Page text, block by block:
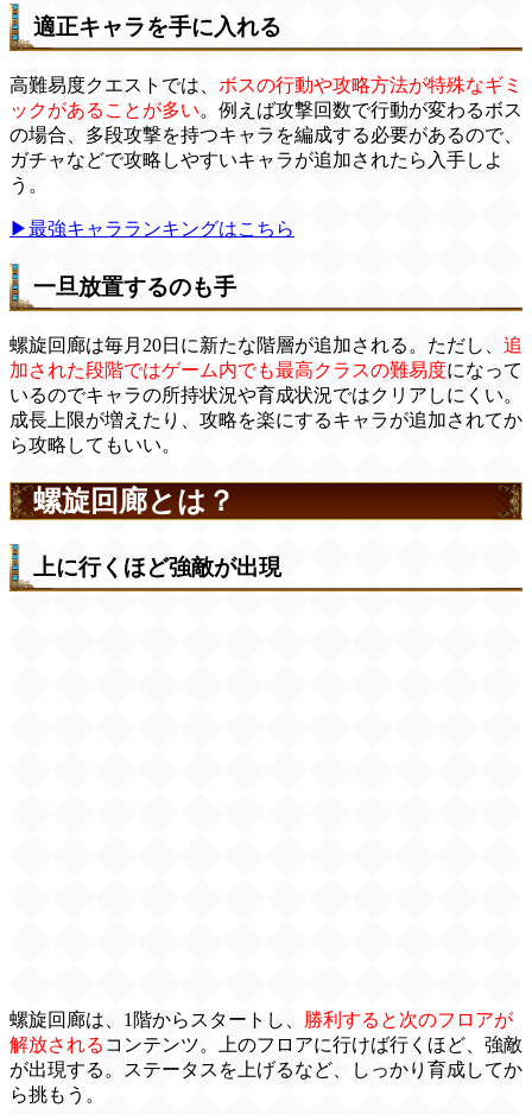
適正キャラを手に入れる
高難易度クエストでは、 ボスの行動や攻略方法が特殊なギミ
ックがあることが多い。例えば攻撃回数で行動が変わるボス
の場合、多段攻撃を持つキャラを編成する必要があるので、
ガチャなどで攻略しやすいキャラが追加されたら入手しよ
う。
▶最強キャラランキングはこちら
一旦放置するのも手
螺旋回廊は毎月20日に新たな階層が追加される。ただし、 追
加された段階ではゲーム内でも最高クラスの難易度になって
いるのでキャラの所持状況や育成状況ではクリアしにくい。
成長上限が増えたり、攻略を楽にするキャラが追加されてか
ら攻略してもいい。
螺旋回廊とは？
上に行くほど強敵が出現
螺旋回廊は、1階からスタートし、 勝利すると次のフロアが
解放される コンテンツ。上のフロアに行けば行くほど、強敵
が出現する。ステータスを上げるなど、しっかり育成してか
ら挑もう。